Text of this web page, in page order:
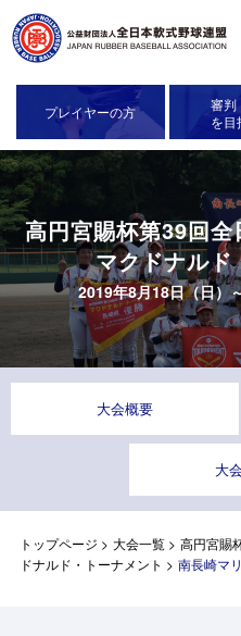
プレイヤーの方
審判
を目
高円宮賜杯第39回
マクドナルド
2019年8月18日（日）
大会概要
大
トップページ > 大会一覧> 高円宮賜
ドナルド・トーナメント > 南長崎マ